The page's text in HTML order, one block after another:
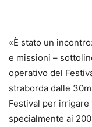
«È stato un
e missioni –
operativo del
straborda dalle
Festival per
specialmente ai